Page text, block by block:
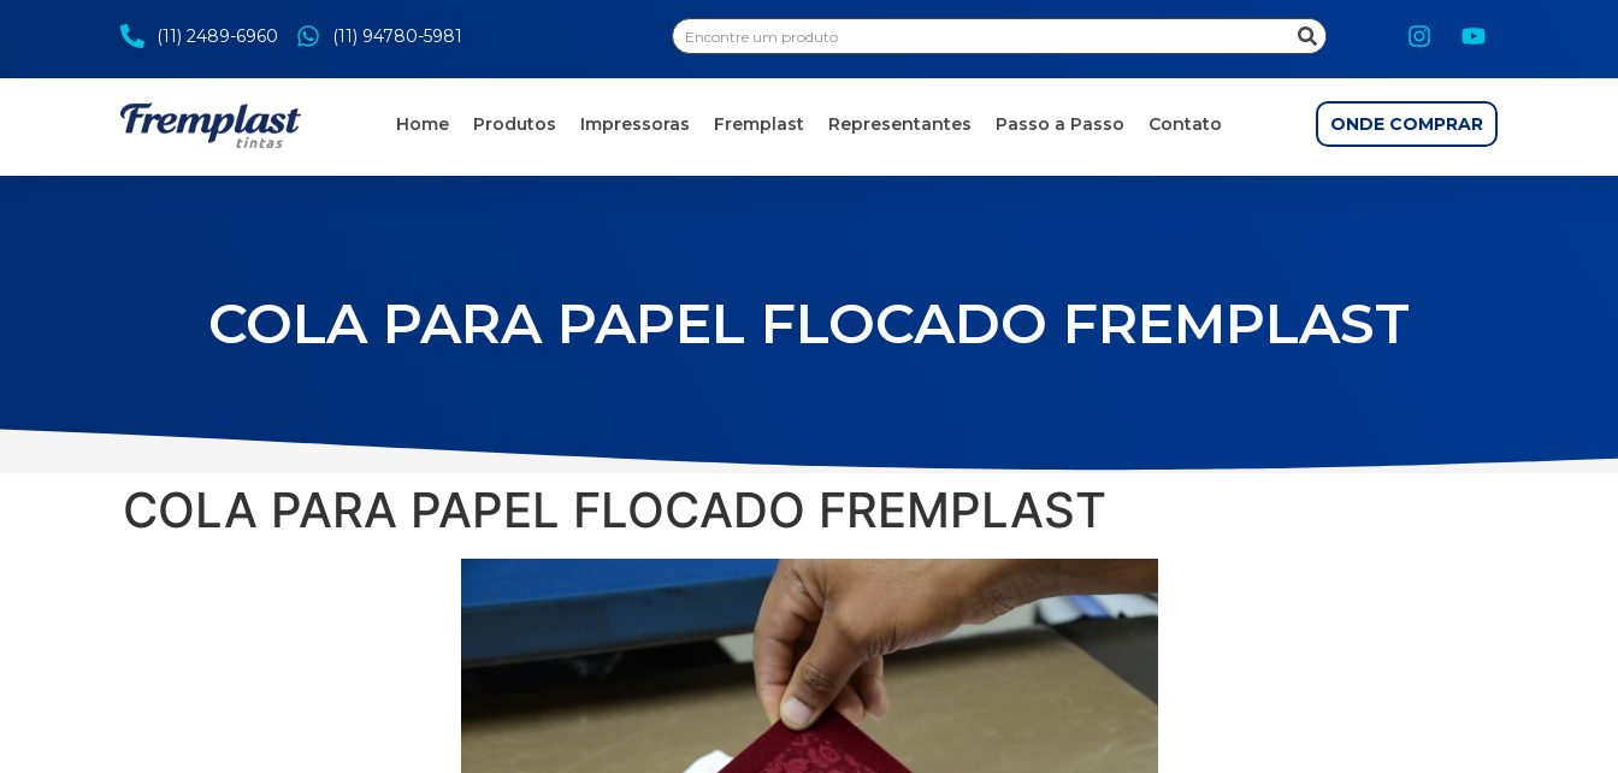
(11) 2489-6960 (11) 94780-5981
Home Produtos Impressoras Fremplast Representantes Passo a Passo Contato ONDE COMPRAR
COLA PARA PAPEL FLOCADO FREMPLAST
COLA PARA PAPEL FLOCADO FREMPLAST